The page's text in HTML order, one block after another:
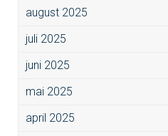
august 2025
juli 2025
juni 2025
mai 2025
april 2025